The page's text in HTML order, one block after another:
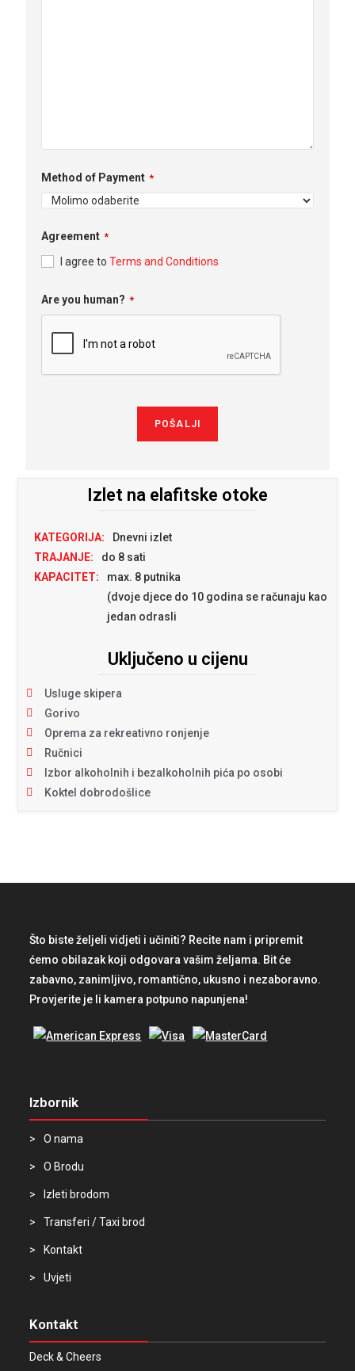
Method of Payment *
Agreement *
I agree toTerms and Conditions
Are you human? *
POŠALJI
Izlet na elafitske otoke
KATEGORIJA:
Dnevni izlet
TRAJANJE:
do 8 sati
KAPACITET:
max. 8 putnika
(dvoje djece do 10 godina se računaju kao
jedan odrasli
Uključeno u cijenu
Usluge skipera
Gorivo
Oprema za rekreativno ronjenje
Ručnici
Izbor alkoholnih i bezalkoholnih pića po osobi
Koktel dobrodošlice
Što biste željeli vidjeti i učiniti? Recite nam i pripremit
ćemo obilazak koji odgovara vašim željama. Bit će
zabavno, zanimljivo, romantično, ukusno i nezaboravno.
Provjerite je li kamera potpuno napunjena!
Izbornik
O nama
O Brodu
Izleti brodom
Transferi / Taxi brod
Kontakt
Uvjeti
Kontakt
Deck & Cheers